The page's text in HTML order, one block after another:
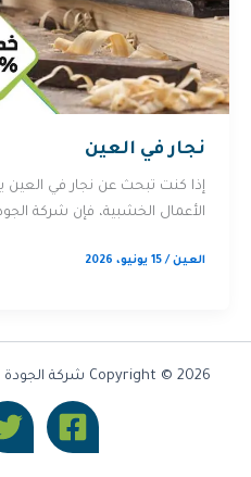
نجار في العين
إذا كنت تبحث عن نجار في العين
الأعمال الخشبية، فإن شركة
العين/15 يونيو، 2026
Copyright © 2026 شركة الجودة |تصميم وتطوير شركة